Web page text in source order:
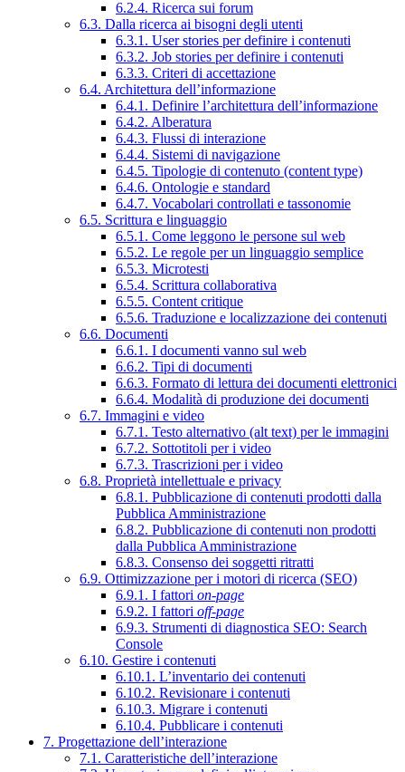
6.2.4. Ricerca sui forum
6.3. Dalla ricerca ai bisogni degli utenti
6.3.1. User stories per definire i contenuti
6.3.2. Job stories per definire i contenuti
6.3.3. Criteri di accettazione
6.4. Architettura dell’informazione
6.4.1. Definire l’architettura dell’informazione
6.4.2. Alberatura
6.4.3. Flussi di interazione
6.4.4. Sistemi di navigazione
6.4.5. Tipologie di contenuto (content type)
6.4.6. Ontologie e standard
6.4.7. Vocabolari controllati e tassonomie
6.5. Scrittura e linguaggio
6.5.1. Come leggono le persone sul web
6.5.2. Le regole per un linguaggio semplice
6.5.3. Microtesti
6.5.4. Scrittura collaborativa
6.5.5. Content critique
6.5.6. Traduzione e localizzazione dei contenuti
6.6. Documenti
6.6.1. I documenti vanno sul web
6.6.2. Tipi di documenti
6.6.3. Formato di lettura dei documenti elettronici
6.6.4. Modalità di produzione dei documenti
6.7. Immagini e video
6.7.1. Testo alternativo (alt text) per le immagini
6.7.2. Sottotitoli per i video
6.7.3. Trascrizioni per i video
6.8. Proprietà intellettuale e privacy
6.8.1. Pubblicazione di contenuti prodotti dalla
Pubblica Amministrazione
6.8.2. Pubblicazione di contenuti non prodotti
dalla Pubblica Amministrazione
6.8.3. Consenso dei soggetti ritratti
6.9. Ottimizzazione per i motori di ricerca (SEO)
6.9.1. I fattori on-page
6.9.2. I fattori off-page
6.9.3. Strumenti di diagnostica SEO: Search
Console
6.10. Gestire i contenuti
6.10.1. L’inventario dei contenuti
6.10.2. Revisionare i contenuti
6.10.3. Migrare i contenuti
6.10.4. Pubblicare i contenuti
7. Progettazione dell’interazione
7.1. Caratteristiche dell’interazione